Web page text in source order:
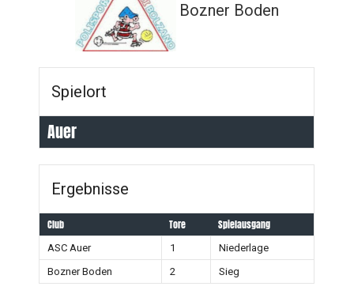
Bozner Boden
Spielort
Auer
Ergebnisse
Club Tore Spielausgang
ASC Auer 1
Niederlage
Bozner Boden
2 Sieg